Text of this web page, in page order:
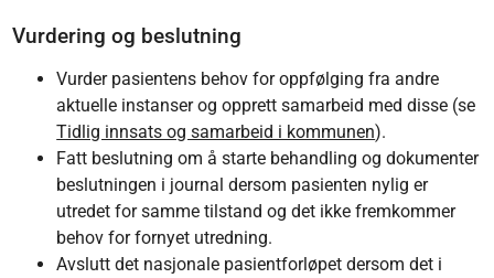
Vurdering og beslutning
Vurder pasientens behov for oppfølging fra andre
aktuelle instanser og opprett samarbeid med disse (se
Tidlig innsats og samarbeid i kommunen).
Fatt beslutning om å starte behandling og dokumenter
beslutningen i journal dersom pasienten nylig er
utredet for samme tilstand og det ikke fremkommer
behov for fornyet utredning.
Avslutt det nasjonale pasientforløpet dersom det i